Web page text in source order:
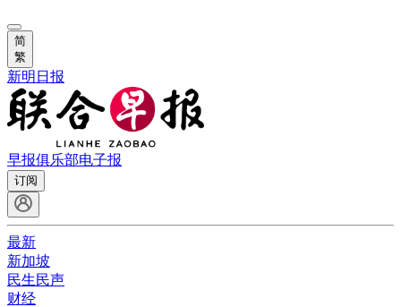
简
繁
新明日报
早报俱乐部电子报
订阅
最新
新加坡
民生民声
财经